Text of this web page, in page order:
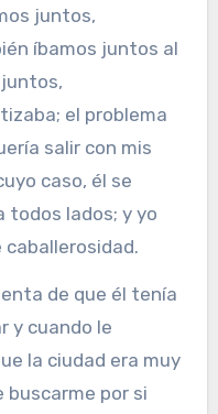
juntos,
íbamos juntos al
el problema
salir con mis
caso, él se
todos lados; y yo
caballerosidad.
de que él tenía
y cuando le
la ciudad era muy
buscarme por si